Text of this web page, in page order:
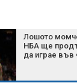
Лошото
НБА ще
да играе във